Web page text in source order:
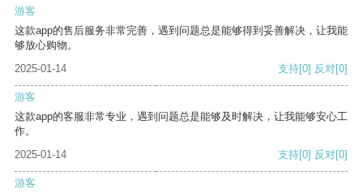
游客
这款app的售后服务非常完善，遇到问题总是能够得到妥善解决，让我能
够放心购物。
2025-01-14
支持[0] 反对[0]
游客
这款app的客服非常专业，遇到问题总是能够及时解决，让我能够安心工
作。
2025-01-14
支持[0] 反对[0]
游客